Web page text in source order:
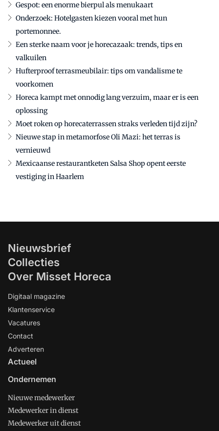
Gespot: een enorme bierpul als menukaart
Onderzoek: Hotelgasten kiezen vooral met hun
portemonnee.
Een sterke naam voor je horecazaak: trends, tips en
valkuilen
Hufterproof terrasmeubilair: tips om vandalisme te
voorkomen
Horeca kampt met onnodig lang verzuim, maar er is een
oplossing
Moet roken op horecaterrassen straks verleden tijd zijn?
Nieuwe stap in metamorfose Oli Mazi: het terras is
vernieuwd
Mexicaanse restaurantketen Salsa Shop opent eerste
vestiging in Haarlem
Nieuwsbrief
Collecties
Over Misset Horeca
Digitaal magazine
Klantenservice
Vacatures
Contact
Adverteren
Actueel
Ondernemen
Nieuwe medewerker
Medewerker in dienst
Medewerker uit dienst